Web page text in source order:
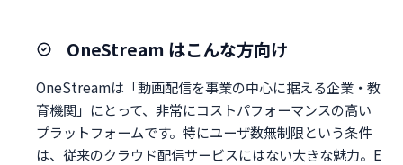
OneStream はこんな方向け
OneStreamは「動画配信を事業の中心に据える企業・教
育機関」にとって、非常にコストパフォーマンスの高い
プラットフォームです。特にユーザ数無制限という条件
は、従来のクラウド配信サービスにはない大きな魅力。E